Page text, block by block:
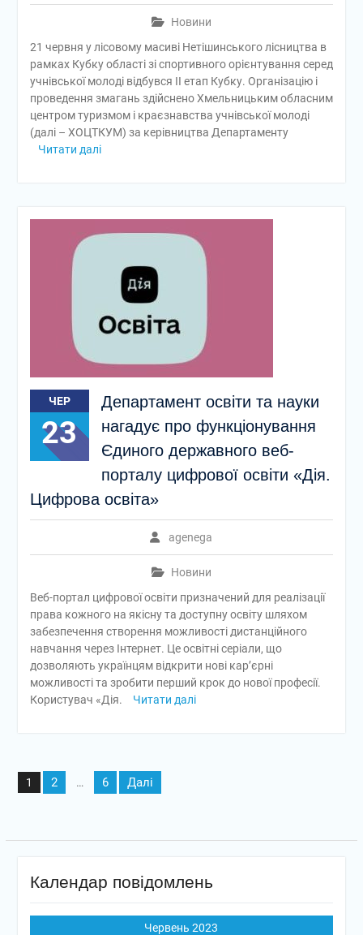
Новини
21 червня у лісовому масиві Нетішинського лісництва в
рамках Кубку області зі спортивного орієнтування серед
учнівської молоді відбувся ІІ етап Кубку. Організацію і
проведення змагань здійснено Хмельницьким обласним
центром туризмом і краєзнавства учнівської молоді
(далі – ХОЦТКУМ) за керівництва Департаменту
Читати далі
ЧЕР
23
Департамент освіти та науки
нагадує про функціонування
Єдиного державного веб-
порталу цифрової освіти «Дія.
Цифрова освіта»
agenega
Новини
Веб-портал цифрової освіти призначений для реалізації
права кожного на якісну та доступну освіту шляхом
забезпечення створення можливості дистанційного
навчання через Інтернет. Це освітні серіали, що
дозволяють українцям відкрити нові кар’єрні
можливості та зробити перший крок до нової професії.
Користувач «Дія.
Читати далі
Пагінація
записів
1 2 … 6 Далі
Календар повідомлень
Червень 2023